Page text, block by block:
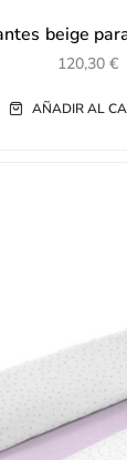
beige
120,30 €
AÑADIR AL